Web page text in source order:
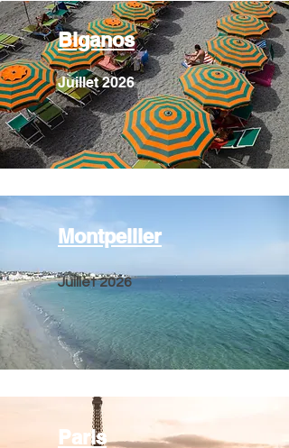
Biganos
Juillet 2026
Montpellier
Juillet 2026
Paris